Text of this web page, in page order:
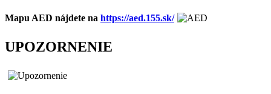
Mapu AED nájdete na https://aed.155.sk/
UPOZORNENIE